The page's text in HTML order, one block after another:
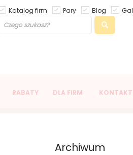
Katalog firm Pary Blog
RABATY DLA FIRM KONTAKT
Archiwum